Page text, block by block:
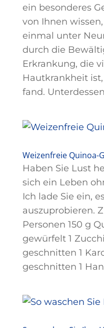
ein besonderes
von Ihnen
einmal unter
durch die
Erkrankung, die
Hautkrankheit
fand.
Weizenfreie Quinoa-
Haben Sie Lust
sich ein Leben
Ich lade Sie ein,
auszuprobieren.
Personen 150 g
gewürfelt 1
geschnitten 1
geschnitten 1